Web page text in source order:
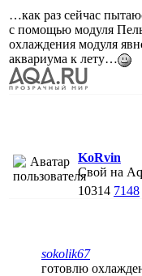
…как раз сейчас
с помощью модуля
охлаждения модуля
аквариума к лету…
KoRvin
Свой на
10314 7148
sokolik67
готовлю